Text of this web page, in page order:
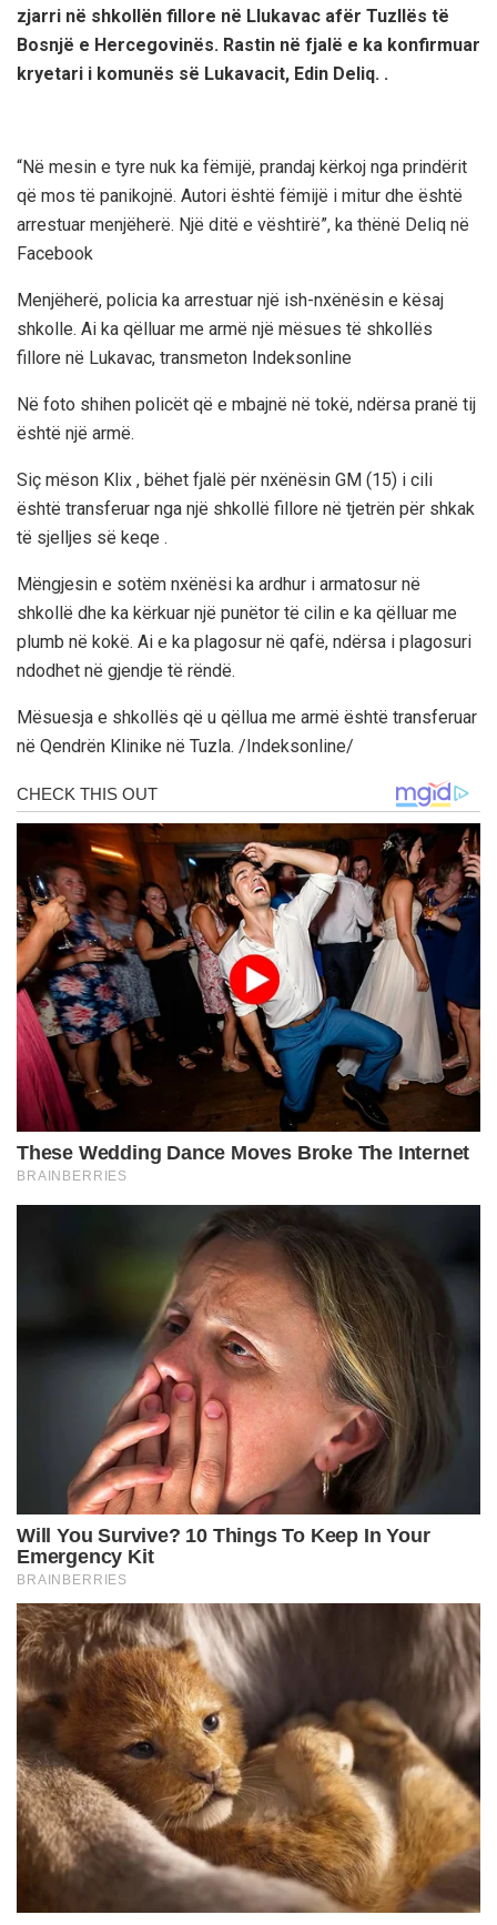
zjarri në shkollën fillore në Llukavac afër Tuzllës të
Bosnjë e Hercegovinës. Rastin në fjalë e ka konfirmuar
kryetari i komunës së Lukavacit, Edin Deliq. .
“Në mesin e tyre nuk ka fëmijë, prandaj kërkoj nga prindërit
që mos të panikojnë. Autori është fëmijë i mitur dhe është
arrestuar menjëherë. Një ditë e vështirë”, ka thënë Deliq në
Facebook
Menjëherë, policia ka arrestuar një ish-nxënësin e kësaj
shkolle. Ai ka qëlluar me armë një mësues të shkollës
fillore në Lukavac, transmeton Indeksonline
Në foto shihen policët që e mbajnë në tokë, ndërsa pranë tij
është një armë.
Siç mëson Klix , bëhet fjalë për nxënësin GM (15) i cili
është transferuar nga një shkollë fillore në tjetrën për shkak
të sjelljes së keqe .
Mëngjesin e sotëm nxënësi ka ardhur i armatosur në
shkollë dhe ka kërkuar një punëtor të cilin e ka qëlluar me
plumb në kokë. Ai e ka plagosur në qafë, ndërsa i plagosuri
ndodhet në gjendje të rëndë.
Mësuesja e shkollës që u qëllua me armë është transferuar
në Qendrën Klinike në Tuzla. /Indeksonline/